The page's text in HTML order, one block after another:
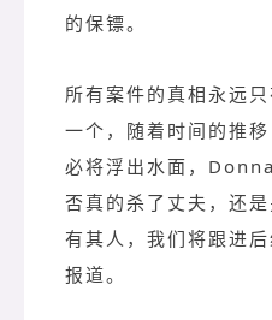
的保镖。
所有案件的真相永远只
一个，随着时间的推移
必将浮出水面，
否真的杀了丈夫，还是
有其人，我们将跟进后
报道。